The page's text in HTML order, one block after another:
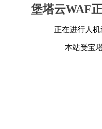
堡塔云WAF
正在进行人
本站受宝